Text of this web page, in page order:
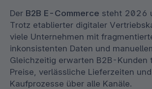
Der B2B E-Commerce steht 2026
Trotz etablierter digitaler
viele Unternehmen mit
inkonsistenten Daten und
Gleichzeitig erwarten B2B-Kunden
Preise, verlässliche Lieferzeiten
Kaufprozesse über alle Kanäle.